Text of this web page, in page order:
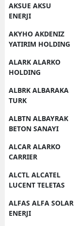
AKSUE AKSU
ENERJI
AKYHO AKDENIZ
YATIRIM HOLDING
ALARK ALARKO
HOLDING
ALBRK ALBARAKA
TURK
ALBTN ALBAYRAK
BETON SANAYI
ALCAR ALARKO
CARRIER
ALCTL ALCATEL
LUCENT TELETAS
ALFAS ALFA SOLAR
ENERJI